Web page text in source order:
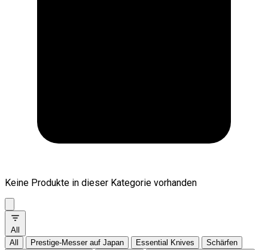
Keine Produkte in dieser Kategorie vorhanden
All
All
Prestige-Messer auf Japan Essential Knives
Schärfen